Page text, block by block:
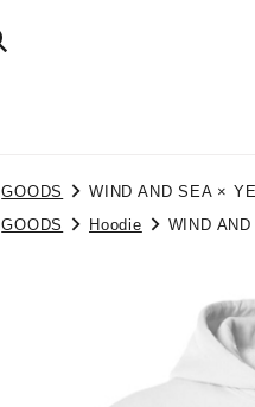
GOODS
WIND AND SEA ×
GOODS Hoodie WIND